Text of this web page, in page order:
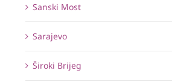
Sanski Most
Sarajevo
Široki Brijeg